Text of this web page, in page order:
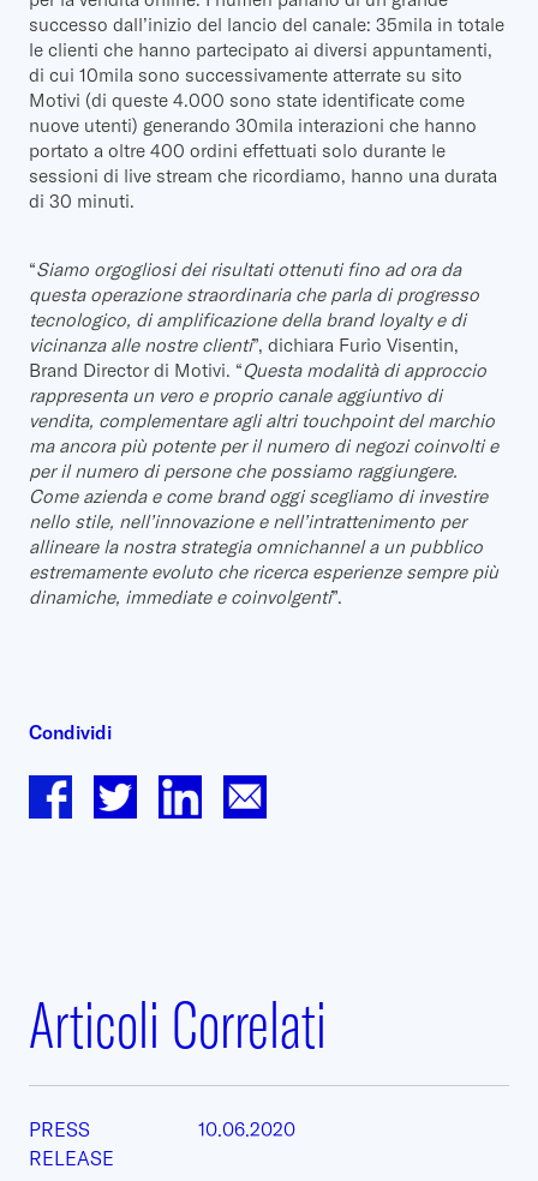
successo dall’inizio del lancio del canale: 35mila in totale
le clienti che hanno partecipato ai diversi appuntamenti,
di cui 10mila sono successivamente atterrate su sito
Motivi (di queste 4.000 sono state identificate come
nuove utenti) generando 30mila interazioni che hanno
portato a oltre 400 ordini effettuati solo durante le
sessioni di live stream che ricordiamo, hanno una durata
di 30 minuti.
“Siamo orgogliosi dei risultati ottenuti fino ad ora da
questa operazione straordinaria che parla di progresso
tecnologico, di amplificazione della brand loyalty e di
vicinanza alle nostre clienti”, dichiara Furio Visentin,
Brand Director di Motivi. “Questa modalità di approccio
rappresenta un vero e proprio canale aggiuntivo di
vendita, complementare agli altri touchpoint del marchio
ma ancora più potente per il numero di negozi coinvolti e
per il numero di persone che possiamo raggiungere.
Come azienda e come brand oggi scegliamo di investire
nello stile, nell’innovazione e nell’intrattenimento per
allineare la nostra strategia omnichannel a un pubblico
estremamente evoluto che ricerca esperienze sempre più
dinamiche, immediate e coinvolgenti”.
Condividi
Articoli Correlati
PRESS
RELEASE
10.06.2020